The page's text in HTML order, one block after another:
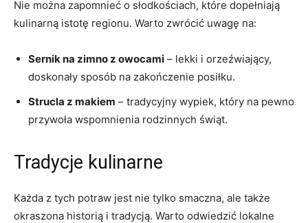
Nie można zapomnieć o słodkościach, które dopełniają
kulinarną istotę regionu. Warto zwrócić uwagę na:
Sernik na zimno z owocami – lekki i orzeźwiający,
doskonały sposób na zakończenie posiłku.
Strucla z makiem – tradycyjny wypiek, który na pewno
przywoła wspomnienia rodzinnych świąt.
Tradycje kulinarne
Każda z tych potraw jest nie tylko smaczna, ale także
okraszona historią i tradycją. Warto odwiedzić lokalne